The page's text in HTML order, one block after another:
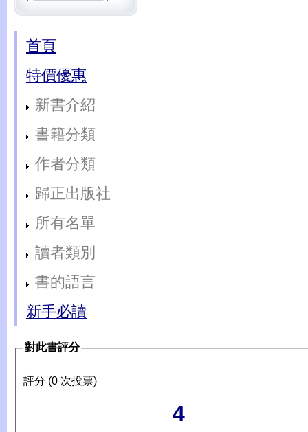
首頁
特價優惠
新書介紹
書籍分類
作者分類
歸正出版社
所有名單
讀者類別
書的語言
新手必讀
對此書評分
評分 (0 次投票)
4